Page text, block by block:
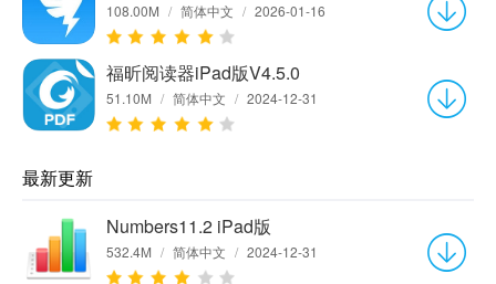
108.00M / 简体中文 / 2026-01-16
福昕阅读器iPad版V4.5.0
51.10M / 简体中文 / 2024-12-31
最新更新
Numbers11.2 iPad版
532.4M / 简体中文 / 2024-12-31